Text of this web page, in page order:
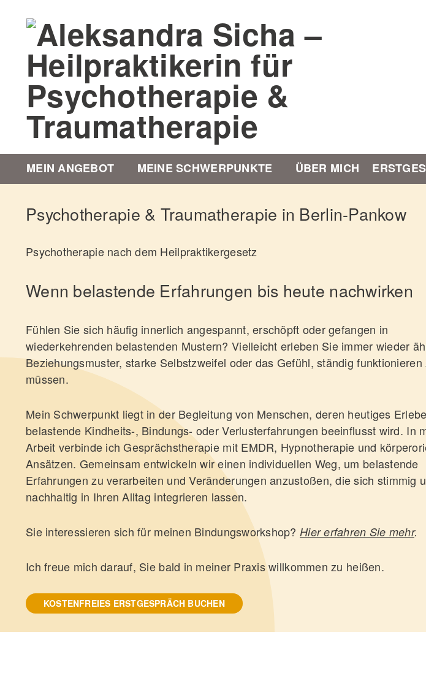
Zum
Inhalt
springen
MEIN ANGEBOT MEINE SCHWERPUNKTE ÜBER MICH
Psychotherapie & Traumatherapie in Berlin-Pankow
Psychotherapie nach dem Heilpraktikergesetz
Wenn belastende Erfahrungen bis heute nachwirken
Fühlen Sie sich häufig innerlich angespannt, erschöpft oder gefangen in
wiederkehrenden belastenden Mustern? Vielleicht erleben Sie immer wieder
Beziehungsmuster, starke Selbstzweifel oder das Gefühl, ständig funktionieren
müssen.
Mein Schwerpunkt liegt in der Begleitung von Menschen, deren heutiges
belastende Kindheits-, Bindungs- oder Verlusterfahrungen beeinflusst wird. In
Arbeit verbinde ich Gesprächstherapie mit EMDR, Hypnotherapie und
Ansätzen. Gemeinsam entwickeln wir einen individuellen Weg, um belastende
Erfahrungen zu verarbeiten und Veränderungen anzustoßen, die sich stimmig
nachhaltig in Ihren Alltag integrieren lassen.
Sie interessieren sich für meinen Bindungsworkshop? Hier erfahren Sie mehr.
Ich freue mich darauf, Sie bald in meiner Praxis willkommen zu heißen.
KOSTENFREIES ERSTGESPRÄCH BUCHEN